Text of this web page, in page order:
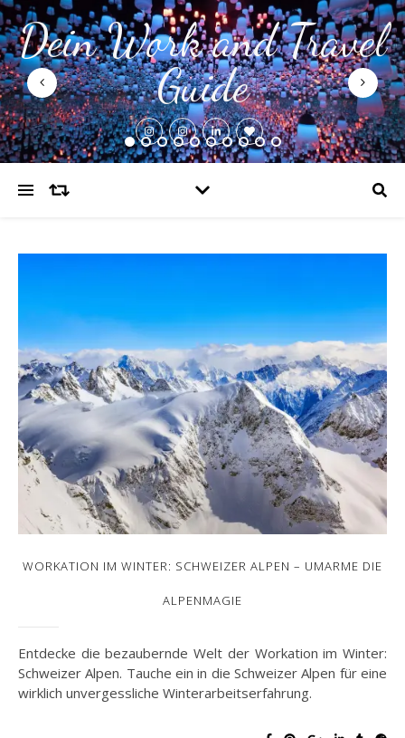
Dein Work and Travel
Guide
WORKATION IM WINTER: SCHWEIZER ALPEN – UMARME DIE
ALPENMAGIE
Entdecke die bezaubernde Welt der Workation im Winter:
Schweizer Alpen. Tauche ein in die Schweizer Alpen für eine
wirklich unvergessliche Winterarbeitserfahrung.